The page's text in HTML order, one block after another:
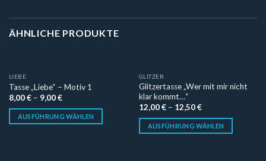
ÄHNLICHE PRODUKTE
LIEBE
Tasse „Liebe“ – Motiv 1
8,00€– 9,00€
AUSFÜHRUNG WÄHLEN
GLITZER
Glitzertasse „Wer mit mir nicht
klar kommt…“
12,00€– 12,50€
AUSFÜHRUNG WÄHLEN